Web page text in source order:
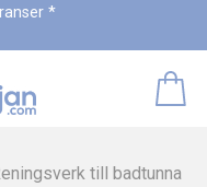
*
till badtunna